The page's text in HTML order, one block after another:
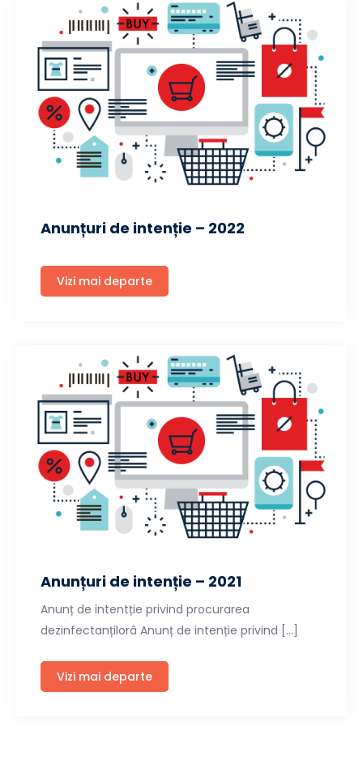
Anunțuri de intenție – 2022
Vizi mai departe
Anunțuri de intenție – 2021
Anunț de intentție privind procurarea
dezinfectanțilorâ Anunț de intenție privind […]
Vizi mai departe